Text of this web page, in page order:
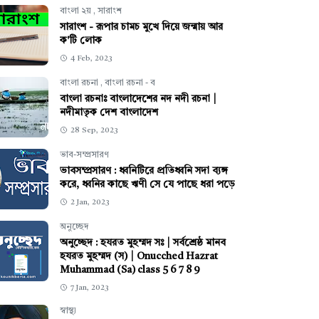
বাংলা ২য় , সারাংশ
সারাংশ - রূপার চামচ মুখে দিয়ে জন্মায় আর
ক'টি লোক
4 Feb, 2023
বাংলা রচনা , বাংলা রচনা - ব
বাংলা রচনাঃ বাংলাদেশের নদ নদী রচনা |
নদীমাতৃক দেশ বাংলাদেশ
28 Sep, 2023
ভাব-সম্প্রসারণ
ভাবসম্প্রসারণ : ধ্বনিটিরে প্রতিধ্বনি সদা ব্যঙ্গ
করে, ধ্বনির কাছে ঋণী সে যে পাছে ধরা পড়ে
2 Jan, 2023
অনুচ্ছেদ
অনুচ্ছেদ : হযরত মুহম্মদ সঃ | সর্বশ্রেষ্ঠ মানব
হযরত মুহম্মদ (স) | Onucched Hazrat
Muhammad (Sa) class 5 6 7 8 9
7 Jan, 2023
স্বাস্থ্য